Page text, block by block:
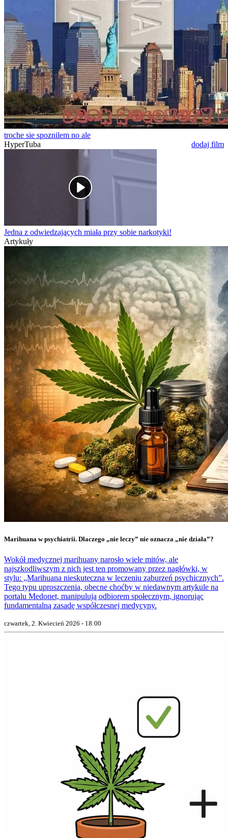
troche sie spoznilem no ale
HyperTuba
dodaj film
Jedna z odwiedzających miała przy sobie narkotyki!
Artykuły
Marihuana w psychiatrii. Dlaczego „nie leczy” nie oznacza „nie działa”?
Wokół medycznej marihuany narosło wiele mitów, ale
najszkodliwszym z nich jest ten promowany przez nagłówki, w
stylu: „Marihuana nieskuteczna w leczeniu zaburzeń psychicznych”.
Tego typu uproszczenia, obecne choćby w niedawnym artykule na
portalu Medonet, manipulują odbiorem społecznym, ignorując
fundamentalną zasadę współczesnej medycyny.
czwartek, 2. Kwiecień 2026 - 18:00